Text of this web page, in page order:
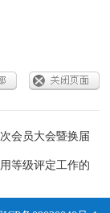
）
会员大会暨换届
等级评定工作的